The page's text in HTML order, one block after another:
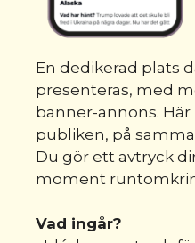
En dedikerad plats
presenteras, med
banner-annons.
publiken, på
Du gör ett avtryck
moment
Vad ingår?